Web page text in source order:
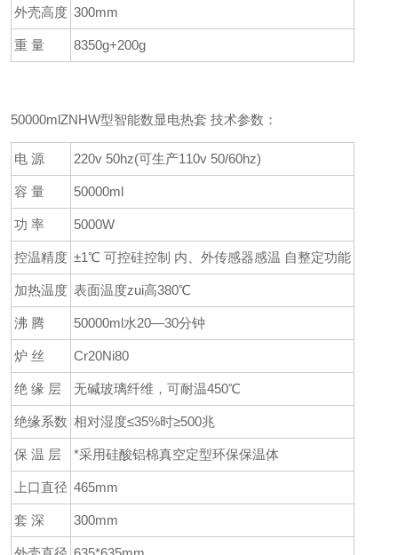
外壳高度 300mm
重 量 8350g+200g
50000mlZNHW型智能数显电热套 技术参数：
电 源 220v 50hz(可生产110v 50/60hz)
容 量 50000ml
功 率 5000W
控温精度 ±1℃ 可控硅控制 内、外传感器感温 自整定功能
加热温度 表面温度zui高380℃
沸 腾 50000ml水20—30分钟
炉 丝 Cr20Ni80
绝 缘 层 无碱玻璃纤维，可耐温450℃
绝缘系数 相对湿度≤35%时≥500兆
保 温 层 *采用硅酸铝棉真空定型环保保温体
上口直径 465mm
套 深 300mm